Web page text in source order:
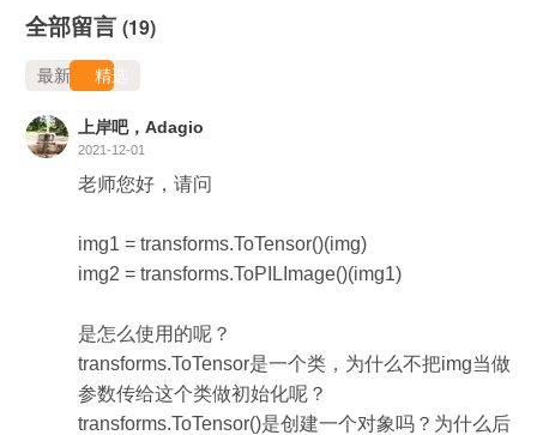
全部留言 (19)
最新 精选
上岸吧，Adagio
2021-12-01
老师您好，请问
img1 = transforms.ToTensor()(img)
img2 = transforms.ToPILImage()(img1)
是怎么使用的呢？
transforms.ToTensor是一个类，为什么不把img当做
参数传给这个类做初始化呢？
transforms.ToTensor()是创建一个对象吗？为什么后